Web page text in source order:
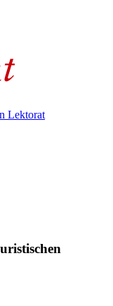
Lektorat